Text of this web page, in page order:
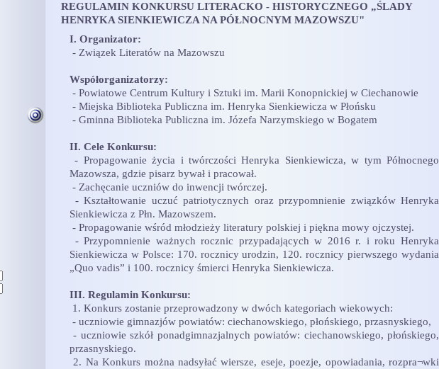
REGULAMIN KONKURSU LITERACKO - HISTORYCZNEGO „ŚLADY
HENRYKA SIENKIEWICZA NA PÓŁNOCNYM MAZOWSZU"
I. Organizator:
- Związek Literatów na Mazowszu
Współorganizatorzy:
- Powiatowe Centrum Kultury i Sztuki im. Marii Konopnickiej w Ciechanowie
- Miejska Biblioteka Publiczna im. Henryka Sienkiewicza w Płońsku
- Gminna Biblioteka Publiczna im. Józefa Narzymskiego w Bogatem
II. Cele Konkursu:
- Propagowanie życia i twórczości Henryka Sienkiewicza, w tym Północnego
Mazowsza, gdzie pisarz bywał i pracował.
- Zachęcanie uczniów do inwencji twórczej.
- Kształtowanie uczuć patriotycznych oraz przypomnienie związków Henryka
Sienkiewicza z Płn. Mazowszem.
- Propagowanie wśród młodzieży literatury polskiej i piękna mowy ojczystej.
- Przypomnienie ważnych rocznic przypadających w 2016 r. i roku Henryka
Sienkiewicza w Polsce: 170. rocznicy urodzin, 120. rocznicy pierwszego wydania
„Quo vadis” i 100. rocznicy śmierci Henryka Sienkiewicza.
III. Regulamin Konkursu:
1. Konkurs zostanie przeprowadzony w dwóch kategoriach wiekowych:
- uczniowie gimnazjów powiatów: ciechanowskiego, płońskiego, przasnyskiego,
- uczniowie szkół ponadgimnazjalnych powiatów: ciechanowskiego, płońskiego,
przasnyskiego.
2. Na Konkurs można nadsyłać wiersze, eseje, poezje, opowiadania, rozpra¬wki